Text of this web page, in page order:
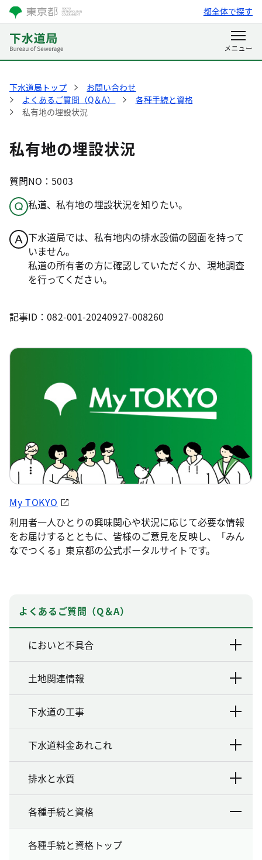
都全体で探す
下水道局トップ
お問い合わせ
よくあるご質問（Q＆A）
各種手続と資格
私有地の埋設状況
私有地の埋設状況
質問NO：5003
私道、私有地の埋設状況を知りたい。
下水道局では、私有地内の排水設備の図面を持って
いません。
私道の所有者の方に確認していただくか、現地調査
を行ってください。
記事ID：082-001-20240927-008260
My TOKYO
利用者一人ひとりの興味関心や状況に応じて必要な情報
をお届けするとともに、皆様のご意見を反映し、「みん
なでつくる」東京都の公式ポータルサイトです。
よくあるご質問（Q＆A）
においと不具合
土地関連情報
下水道の工事
下水道料金あれこれ
排水と水質
各種手続と資格
各種手続と資格トップ